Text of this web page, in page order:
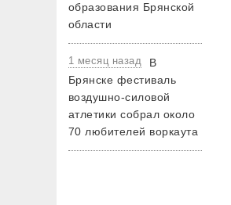
образования Брянской
области
1 месяц назад
В
Брянске фестиваль
воздушно-силовой
атлетики собрал около
70 любителей воркаута